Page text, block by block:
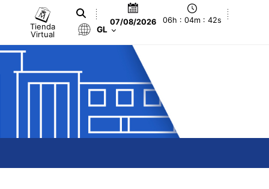
Tienda
Virtual
07/08/2026 06h : 04m : 43s
GL